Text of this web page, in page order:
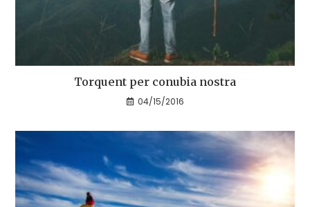
Torquent per conubia nostra
04/15/2016